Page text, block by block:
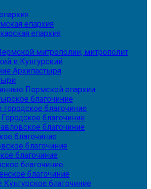
епархия
епархия
митрополии, митрополит
и Кунгурский
Архипастыря
Пермской епархии
благочиние
благочиние
благочиние
благочиние
благочиние
благочиние
благочиние
благочиние
благочиние
благочиние